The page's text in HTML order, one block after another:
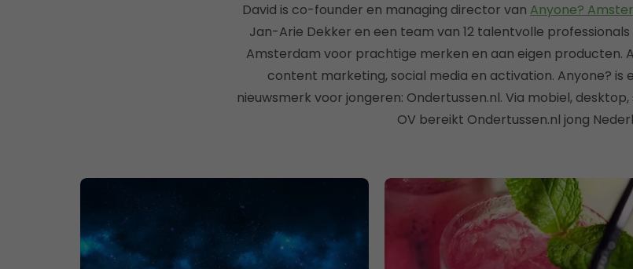
David is co-founder en managing director van Anyone?
Jan-Arie Dekker en een team van 12 talentvolle
Amsterdam voor prachtige merken en aan eigen producten.
content marketing, social media en activation. Anyone? is
nieuwsmerk voor jongeren: Ondertussen.nl. Via mobiel,
OV bereikt Ondertussen.nl jong